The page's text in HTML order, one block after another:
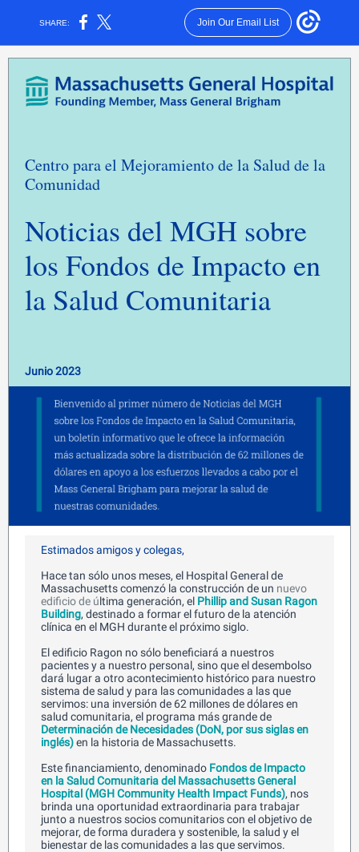
SHARE: Join Our Email List
Centro para el Mejoramiento de la Salud de la
Comunidad
Noticias del MGH sobre
los Fondos de Impacto en
la Salud Comunitaria
Junio 2023
Estimados amigos y colegas,
Hace tan sólo unos meses, el Hospital General de
Massachusetts comenzó la construcción de un nuevo
edificio de última generación, el Phillip and Susan Ragon
Building, destinado a formar el futuro de la atención
clínica en el MGH durante el próximo siglo.
El edificio Ragon no sólo beneficiará a nuestros
pacientes y a nuestro personal, sino que el desembolso
dará lugar a otro acontecimiento histórico para nuestro
sistema de salud y para las comunidades a las que
servimos: una inversión de 62 millones de dólares en
salud comunitaria, el programa más grande de
Determinación de Necesidades (DoN, por sus siglas en
inglés)en la historia de Massachusetts.
Este financiamiento, denominado Fondos de Impacto
en la Salud Comunitaria del Massachusetts General
Hospital (MGH Community Health Impact Funds), nos
brinda una oportunidad extraordinaria para trabajar
junto a nuestros socios comunitarios con el objetivo de
mejorar, de forma duradera y sostenible, la salud y el
bienestar de las comunidades a las que servimos.